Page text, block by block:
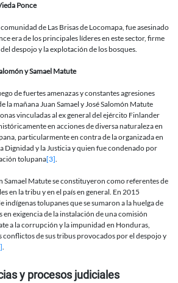
Ponce
de Las Brisas de Locomapa, fue asesinado
era de los principales líderes en este sector, firme
despojo y la explotación de los bosques.
y Samael Matute
de fuertes amenazas y constantes agresiones
la mañana Juan Samael y José Salomón Matute
vinculadas al ex general del ejército Finlander
en acciones de diversa naturaleza en
particularmente en contra de la organizada en
Dignidad y la Justicia y quien fue condenado por
tolupana[3].
Samael Matute se constituyeron como referentes de
en la tribu y en el país en general. En 2015
tolupanes que se sumaron a la huelga de
en exigencia de la instalación de una comisión
a la corrupción y la impunidad en Honduras,
conflictos de sus tribus provocados por el despojo y
.
y procesos judiciales